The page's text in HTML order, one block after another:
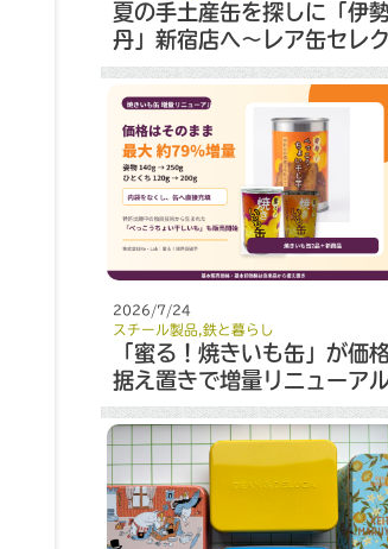
夏の手土産缶を探しに「伊
丹」新宿店へ～レア缶セレク
ト～
2026/7/24
スチール製品 鉄と暮らし
「蜜る！焼きいも缶」が価
据え置きで増量リニューア